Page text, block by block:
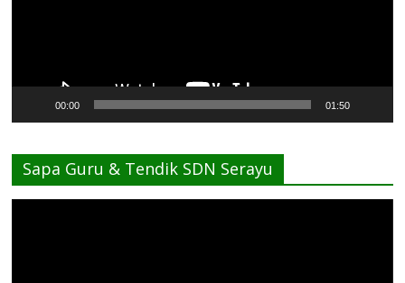
00:00 01:50
Sapa Guru & Tendik SDN Serayu